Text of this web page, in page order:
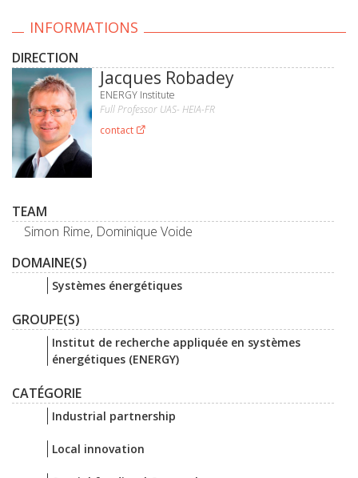
INFORMATIONS
DIRECTION
Jacques Robadey
ENERGY Institute
Full Professor UAS- HEIA-FR
contact
TEAM
Simon Rime, Dominique Voide
DOMAINE(S)
Systèmes énergétiques
GROUPE(S)
Institut de recherche appliquée en systèmes
énergétiques (ENERGY)
CATÉGORIE
Industrial partnership
Local innovation